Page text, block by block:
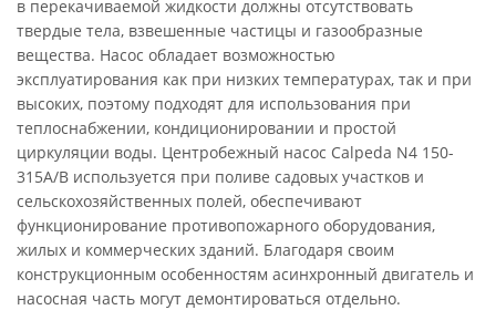
в перекачиваемой жидкости должны отсутствовать
твердые тела, взвешенные частицы и газообразные
вещества. Насос обладает возможностью
эксплуатирования как при низких температурах, так и при
высоких, поэтому подходят для использования при
теплоснабжении, кондиционировании и простой
циркуляции воды. Центробежный насос Calpeda N4 150-
315A/B используется при поливе садовых участков и
сельскохозяйственных полей, обеспечивают
функционирование противопожарного оборудования,
жилых и коммерческих зданий. Благодаря своим
конструкционным особенностям асинхронный двигатель и
насосная часть могут демонтироваться отдельно.